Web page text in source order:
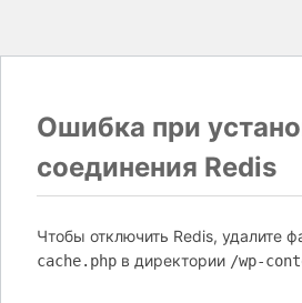
Ошибка при
соединения Redis
Чтобы отключить Redis, удалите
cache.php в директории /wp-